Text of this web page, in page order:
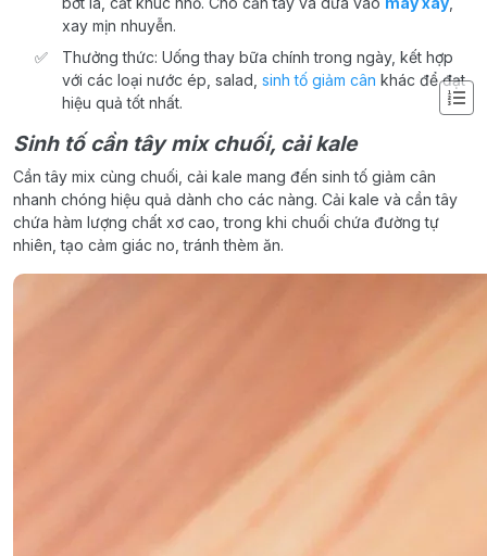
xay mịn nhuyễn.
Thưởng thức: Uống thay bữa chính trong ngày, kết hợp
với các loại nước ép, salad, sinh tố giảm cân khác để đạt
hiệu quả tốt nhất.
Sinh tố cần tây mix chuối, cải kale
Cần tây mix cùng chuối, cải kale mang đến sinh tố giảm cân
nhanh chóng hiệu quả dành cho các nàng. Cải kale và cần tây
chứa hàm lượng chất xơ cao, trong khi chuối chứa đường tự
nhiên, tạo cảm giác no, tránh thèm ăn.